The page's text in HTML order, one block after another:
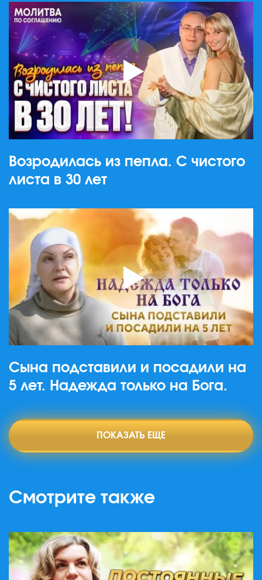
Возродилась из пепла. С чистого
листа в 30 лет
Сына подставили и посадили на
5 лет. Надежда только на Бога.
ПОКАЗАТЬ ЕЩЕ
Смотрите также